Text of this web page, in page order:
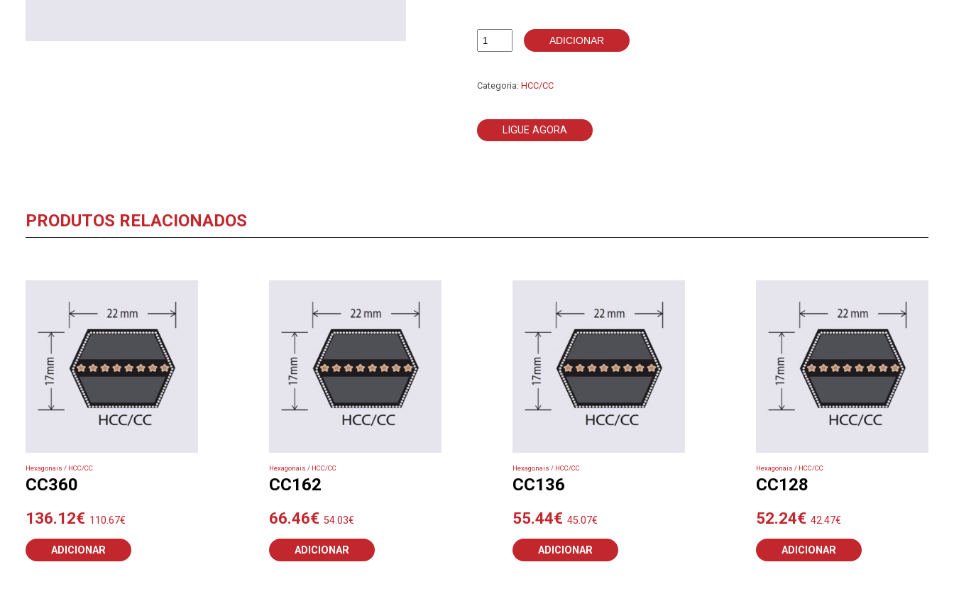
Quantidade
ADICIONAR
Categoria: HCC/CC
LIGUE AGORA
PRODUTOS RELACIONADOS
Hexagonais / HCC/CC
CC360
136.12€ 110.67€
ADICIONAR
Hexagonais / HCC/CC
CC162
66.46€ 54.03€
ADICIONAR
Hexagonais / HCC/CC
CC136
55.44€ 45.07€
ADICIONAR
Hexagonais / HCC/CC
CC128
52.24€ 42.47€
ADICIONAR